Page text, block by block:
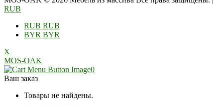
RUB
RUB RUB
BYR BYR
X
MOS-OAK
0
Ваш заказ
Товары не найдены.